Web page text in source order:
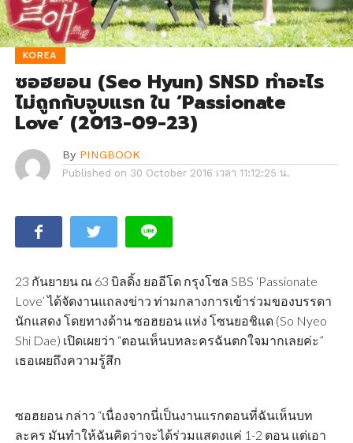
KOREA
ซอฮยอน (Seo Hyun) SNSD ทำอะไร
ไม่ถูกกับจูบแรก ใน ‘Passionate
Love’ (2013-09-23)
By PINGBOOK
Published on 30 October 2016 เวลา 11:12:25 น.
23 กันยายน ณ 63 บิลดิ้ง ยออีโด กรุงโซล SBS ‘Passionate
Love’ ได้จัดงานแถลงข่าว ท่ามกลางการเข้าร่วมของบรรดา
นักแสดง โดยทางด้าน ซอฮยอน แห่ง โซนยอชิแด (So Nyeo
Shi Dae) เปิดเผยว่า “ตอนเห็นบทละครฉันตกใจมากเลยค่ะ”
เธอเผยถึงความรู้สึก
ซอฮยอน กล่าว “เนื่องจากนี่เป็นงานแรกตอนที่ฉันเห็นบท
ละคร มันทำให้ฉันคิดว่าจะได้ร่วมแสดงแค่ 1-2 ตอน แต่เอา